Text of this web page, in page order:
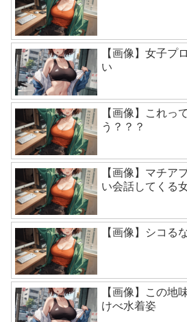
【画像】女子プ
い
【画像】これっ
う？？？
【画像】マチア
い会話してくる
【画像】シコる
【画像】この地
けべ水着姿